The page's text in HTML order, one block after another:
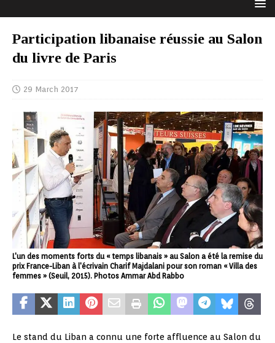
Participation libanaise réussie au Salon
du livre de Paris
29 March 2017
L'un des moments forts du « temps libanais » au Salon a été la remise du
prix France-Liban à l'écrivain Charif Majdalani pour son roman « Villa des
femmes » (Seuil, 2015). Photos Ammar Abd Rabbo
Le stand du Liban a connu une forte affluence au Salon du